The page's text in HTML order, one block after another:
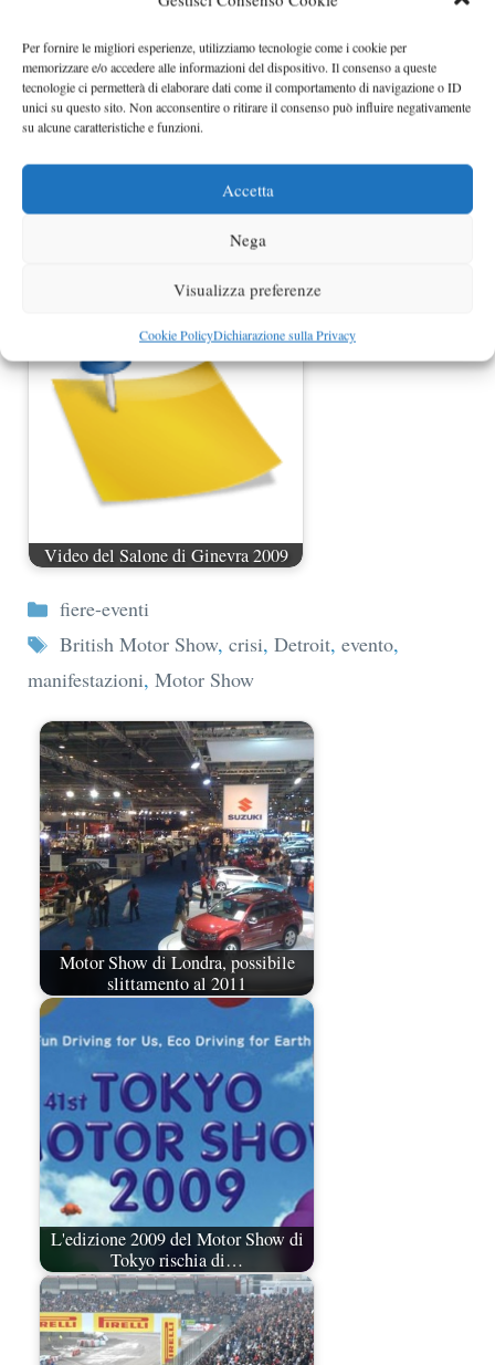
Per fornire le migliori esperienze, utilizziamo tecnologie come i cookie per
memorizzare e/o accedere alle informazioni del dispositivo. Il consenso a queste
tecnologie ci permetterà di elaborare dati come il comportamento di navigazione o ID
unici su questo sito. Non acconsentire o ritirare il consenso può influire negativamente
su alcune caratteristiche e funzioni.
Accetta
Nega
Visualizza preferenze
Cookie PolicyDichiarazione sulla Privacy
Motor Show Bologna, via alle
prevendite dell'edizione 2014
Video del Salone di Ginevra 2009
Categorie
fiere-eventi
Tag
British Motor Show, crisi, Detroit, evento,
manifestazioni, Motor Show
Motor Show di Londra, possibile
slittamento al 2011
L'edizione 2009 del Motor Show di
Tokyo rischia di…